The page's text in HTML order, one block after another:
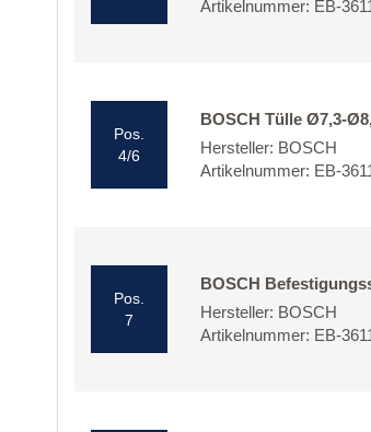
Artikelnummer: EB-
Pos.
4/6
BOSCH Tülle Ø7,3-
Hersteller: BOSCH
Artikelnummer: EB-
Pos.
7
BOSCH
Hersteller: BOSCH
Artikelnummer: EB-